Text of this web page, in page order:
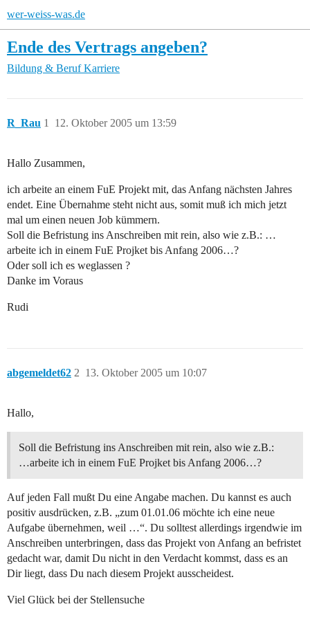
wer-weiss-was.de
Ende des Vertrags angeben?
Bildung & Beruf Karriere
R_Rau 12. Oktober 2005 um 13:59
1
Hallo Zusammen,
ich arbeite an einem FuE Projekt mit, das Anfang nächsten Jahres
endet. Eine Übernahme steht nicht aus, somit muß ich mich jetzt
mal um einen neuen Job kümmern.
Soll die Befristung ins Anschreiben mit rein, also wie z.B.: …
arbeite ich in einem FuE Projket bis Anfang 2006…?
Oder soll ich es weglassen ?
Danke im Voraus
Rudi
abgemeldet62 13. Oktober 2005 um 10:07
2
Hallo,
Soll die Befristung ins Anschreiben mit rein, also wie z.B.:
…arbeite ich in einem FuE Projket bis Anfang 2006…?
Auf jeden Fall mußt Du eine Angabe machen. Du kannst es auch
positiv ausdrücken, z.B. „zum 01.01.06 möchte ich eine neue
Aufgabe übernehmen, weil …“. Du solltest allerdings irgendwie im
Anschreiben unterbringen, dass das Projekt von Anfang an befristet
gedacht war, damit Du nicht in den Verdacht kommst, dass es an
Dir liegt, dass Du nach diesem Projekt ausscheidest.
Viel Glück bei der Stellensuche